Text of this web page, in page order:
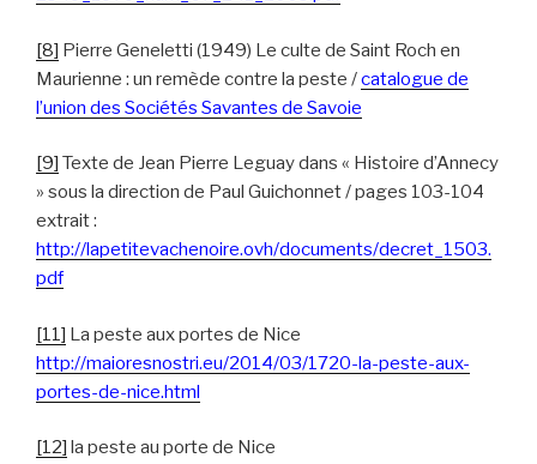
[8] Pierre Geneletti (1949) Le culte de Saint Roch en
Maurienne : un remède contre la peste /catalogue de
l’union des Sociétés Savantes de Savoie
[9] Texte de Jean Pierre Leguay dans « Histoire d’Annecy
» sous la direction de Paul Guichonnet / pages 103-104
extrait :
http://lapetitevachenoire.ovh/documents/decret_1503.
pdf
[11] La peste aux portes de Nice
http://maioresnostri.eu/2014/03/1720-la-peste-aux-
portes-de-nice.html
[12] la peste au porte de Nice